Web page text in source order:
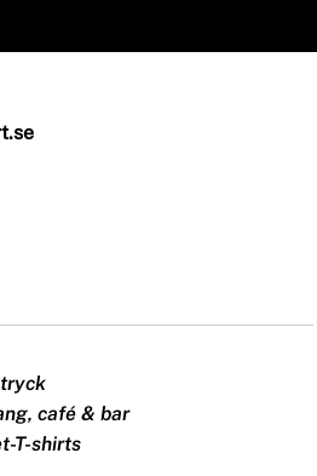
café & bar
T-shirts